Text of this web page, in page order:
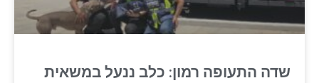
שדה התעופה רמון: כלב ננעל במשאית